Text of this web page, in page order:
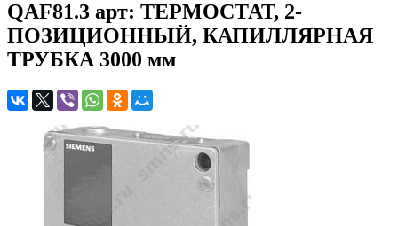
QAF81.3 арт: ТЕРМОСТАТ, 2-
ПОЗИЦИОННЫЙ, КАПИЛЛЯРНАЯ
ТРУБКА 3000 мм